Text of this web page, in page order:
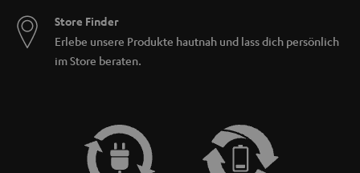
Store Finder
Erlebe unsere Produkte hautnah und lass dich persönlich
im Store beraten.